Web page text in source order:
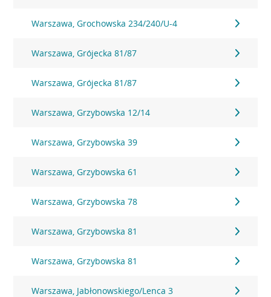
Warszawa, Grochowska 234/240/U-4
Warszawa, Grójecka 81/87
Warszawa, Grójecka 81/87
Warszawa, Grzybowska 12/14
Warszawa, Grzybowska 39
Warszawa, Grzybowska 61
Warszawa, Grzybowska 78
Warszawa, Grzybowska 81
Warszawa, Grzybowska 81
Warszawa, Jabłonowskiego/Lenca 3